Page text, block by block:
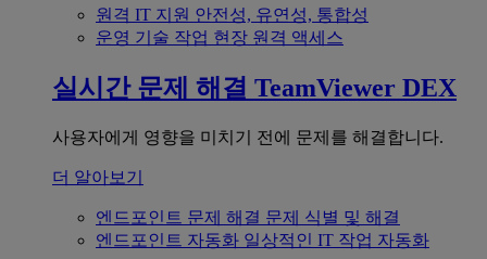
원격 IT 지원 안전성, 유연성, 통합성
운영 기술 작업 현장 원격 액세스
실시간 문제 해결 TeamViewer DEX
사용자에게 영향을 미치기 전에 문제를 해결합니다.
더 알아보기
엔드포인트 문제 해결 문제 식별 및 해결
엔드포인트 자동화 일상적인 IT 작업 자동화